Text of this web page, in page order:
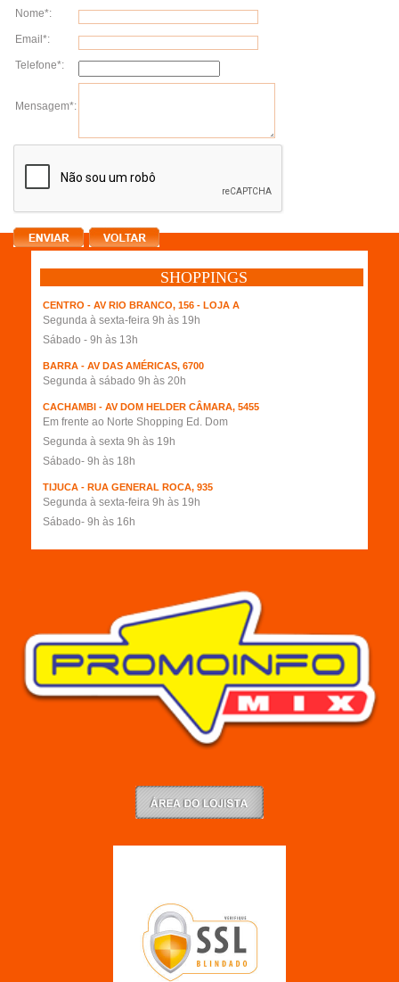
Nome*:
Email*:
Telefone*:
Mensagem*:
clique aqui
SHOPPINGS
CENTRO - AV RIO BRANCO, 156 - LOJA A
Segunda à sexta-feira 9h às 19h
Sábado - 9h às 13h
BARRA - AV DAS AMÉRICAS, 6700
Segunda à sábado 9h às 20h
CACHAMBI - AV DOM HELDER CÂMARA, 5455
Em frente ao Norte Shopping Ed. Dom
Segunda à sexta 9h às 19h
Sábado- 9h às 18h
TIJUCA - RUA GENERAL ROCA, 935
Segunda à sexta-feira 9h às 19h
Sábado- 9h às 16h